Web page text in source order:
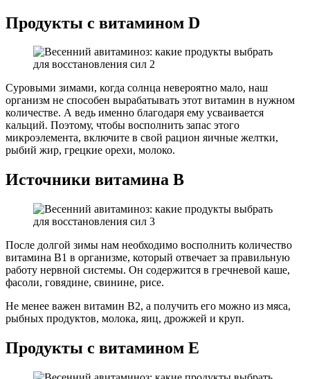
Продукты с витамином D
Суровыми зимами, когда солнца невероятно мало, наш
организм не способен вырабатывать этот витамин в нужном
количестве. А ведь именно благодаря ему усваивается
кальций. Поэтому, чтобы восполнить запас этого
микроэлемента, включите в свой рацион яичные желтки,
рыбий жир, грецкие орехи, молоко.
Источники витамина В
После долгой зимы нам необходимо восполнить количество
витамина В1 в организме, который отвечает за правильную
работу нервной системы. Он содержится в гречневой каше,
фасоли, говядине, свинине, рисе.
Не менее важен витамин В2, а получить его можно из мяса,
рыбных продуктов, молока, яиц, дрожжей и круп.
Продукты с витамином Е